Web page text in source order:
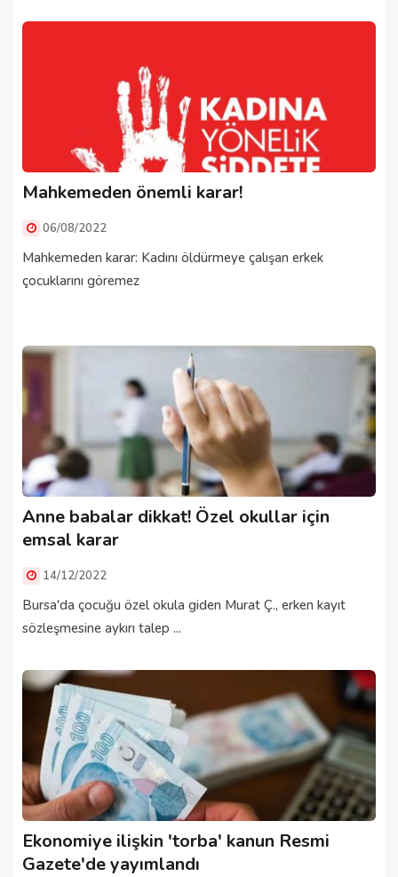
Mahkemeden önemli karar!
06/08/2022
Mahkemeden karar: Kadını öldürmeye çalışan erkek
çocuklarını göremez
Anne babalar dikkat! Özel okullar için
emsal karar
14/12/2022
Bursa'da çocuğu özel okula giden Murat Ç., erken kayıt
sözleşmesine aykırı talep ...
Ekonomiye ilişkin 'torba' kanun Resmi
Gazete'de yayımlandı